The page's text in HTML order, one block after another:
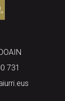
731